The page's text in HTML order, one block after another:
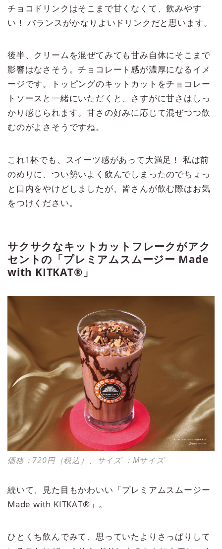
チョコドリンクはそこまで甘くなくて、飲みやす
い！ バランスがかなりよいドリンクだと思います。
後半、クリームを混ぜてみても甘み自体にそこまで
影響はなさそう。チョコレート感が濃厚になるイメ
ージです。トッピングのキットカットをチョコレー
トソースと一緒にいただくと、さすがに甘さはしっ
かり感じられます。甘さの好みに応じて混ぜつつ飲
むのがよさそうですね。
これ1杯でも、スイーツ感があって大満足！ 私は前
のめりに、つい勢いよく飲んでしまったのでちょっ
と口内をやけどしましたが、皆さんが飲む際はお気
をつけください。
サクサクなキットカットフレークがアク
セントの「プレミアムスムージー Made
with KITKAT®」
価格：720円（税込）、サイズ ：Mサイズ
続いて、見た目もかわいい「プレミアムスムージー
Made with KITKAT®」。
ひとくち飲んでみて、思っていたよりさっぱりして